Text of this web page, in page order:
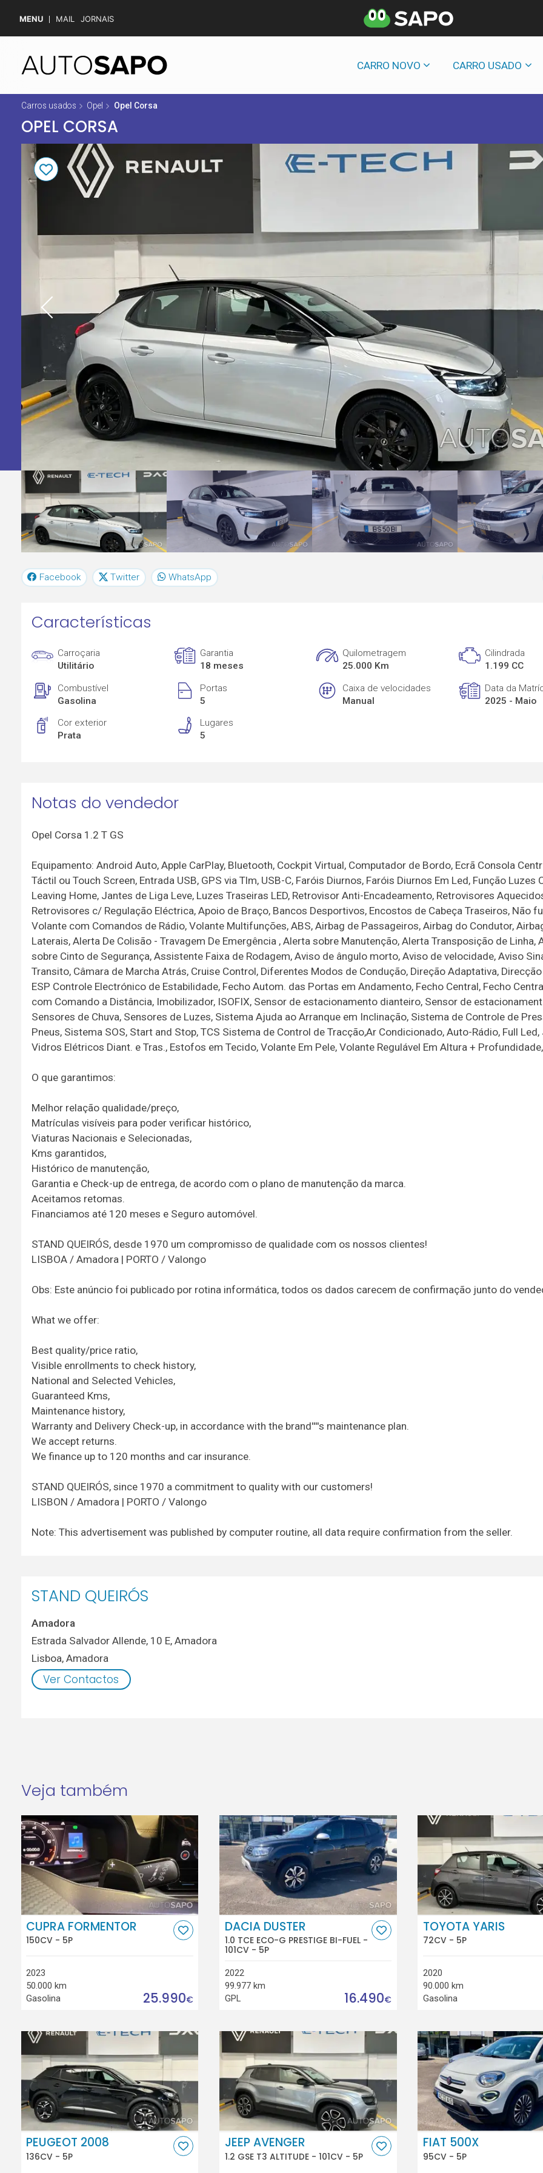
MENU MAIL JORNAIS
CARRO NOVO CARRO USADO
Carros usados Opel Opel Corsa
OPEL CORSA
Facebook Twitter WhatsApp
Características
Carroçaria
Utilitário
Garantia
18 meses
Quilometragem
25.000 Km
Cilindrada
1.199 CC
Combustível
Gasolina
Portas
5
Caixa de velocidades
Manual
Data da
2025 - Maio
Cor exterior
Prata
Lugares
5
Notas do vendedor
Opel Corsa 1.2 T GS
Equipamento: Android Auto, Apple CarPlay, Bluetooth, Cockpit Virtual, Computador de Bordo, Ecrã Consola
Táctil ou Touch Screen, Entrada USB, GPS via Tlm, USB-C, Faróis Diurnos, Faróis Diurnos Em Led, Função Luzes
Leaving Home, Jantes de Liga Leve, Luzes Traseiras LED, Retrovisor Anti-Encadeamento, Retrovisores
Retrovisores c/ Regulação Eléctrica, Apoio de Braço, Bancos Desportivos, Encostos de Cabeça Traseiros, Não
Volante com Comandos de Rádio, Volante Multifunções, ABS, Airbag de Passageiros, Airbag do Condutor,
Laterais, Alerta De Colisão - Travagem De Emergência , Alerta sobre Manutenção, Alerta Transposição de Linha,
sobre Cinto de Segurança, Assistente Faixa de Rodagem, Aviso de ângulo morto, Aviso de velocidade, Aviso
Transito, Câmara de Marcha Atrás, Cruise Control, Diferentes Modos de Condução, Direção Adaptativa,
ESP Controle Electrónico de Estabilidade, Fecho Autom. das Portas em Andamento, Fecho Central, Fecho
com Comando a Distância, Imobilizador, ISOFIX, Sensor de estacionamento dianteiro, Sensor de
Sensores de Chuva, Sensores de Luzes, Sistema Ajuda ao Arranque em Inclinação, Sistema de Controle de
Pneus, Sistema SOS, Start and Stop, TCS Sistema de Control de Tracção,Ar Condicionado, Auto-Rádio, Full
Vidros Elétricos Diant. e Tras., Estofos em Tecido, Volante Em Pele, Volante Regulável Em Altura +
O que garantimos:
Melhor relação qualidade/preço,
Matrículas visíveis para poder verificar histórico,
Viaturas Nacionais e Selecionadas,
Kms garantidos,
Histórico de manutenção,
Garantia e Check-up de entrega, de acordo com o plano de manutenção da marca.
Aceitamos retomas.
Financiamos até 120 meses e Seguro automóvel.
STAND QUEIRÓS, desde 1970 um compromisso de qualidade com os nossos clientes!
LISBOA / Amadora | PORTO / Valongo
Obs: Este anúncio foi publicado por rotina informática, todos os dados carecem de confirmação junto do
What we offer:
Best quality/price ratio,
Visible enrollments to check history,
National and Selected Vehicles,
Guaranteed Kms,
Maintenance history,
Warranty and Delivery Check-up, in accordance with the brand''''s maintenance plan.
We accept returns.
We finance up to 120 months and car insurance.
STAND QUEIRÓS, since 1970 a commitment to quality with our customers!
LISBON / Amadora | PORTO / Valongo
Note: This advertisement was published by computer routine, all data require confirmation from the seller.
STAND QUEIRÓS
Amadora
Estrada Salvador Allende, 10 E, Amadora
Lisboa, Amadora
Ver Contactos
Veja também
CUPRA FORMENTOR
150CV - 5P
2023
50.000 km
Gasolina
25.990€
DACIA DUSTER
1.0 TCE ECO-G PRESTIGE BI-FUEL -
101CV - 5P
2022
99.977 km
GPL
16.490€
TOYOTA YARIS
72CV - 5P
2020
90.000 km
Gasolina
PEUGEOT 2008
136CV - 5P
JEEP AVENGER
1.2 GSE T3 ALTITUDE - 101CV - 5P
FIAT 500X
95CV - 5P